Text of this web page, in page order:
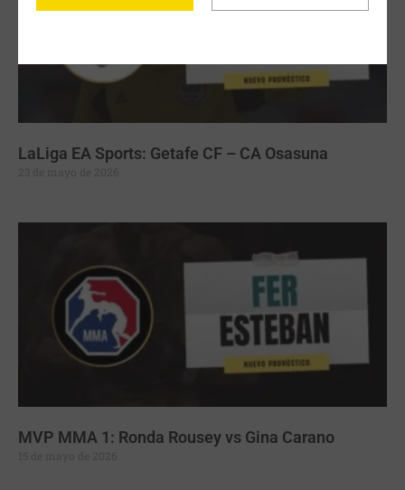
LaLiga EA Sports: Getafe CF – CA Osasuna
MVP MMA 1: Ronda Rousey vs Gina Carano